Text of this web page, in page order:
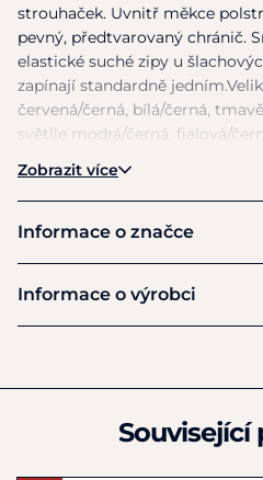
strouhaček. Uvnitř měkce
pevný, předtvarovaný chránič.
elastické suché zipy u
zapínají standardně
červená/černá, bílá/černá,
světlle modrá/černá, fialová/
Zobrazit více
Informace o značce
HKM
Informace o výrobci
Veldenhauser Str 240
Související